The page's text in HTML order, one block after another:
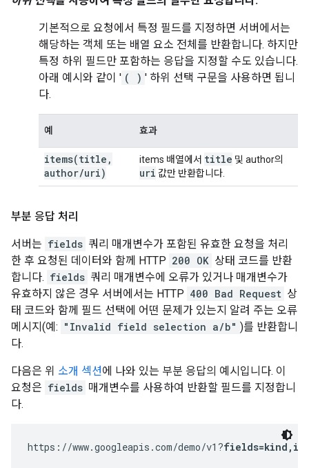
기본적으로 요청에서 특정 필드를 지정하면 서버에서는
해당하는 객체 또는 배열 요소 전체를 반환합니다. 하지만
특정 하위 필드만 포함하는 응답을 지정할 수도 있습니다.
아래 예시와 같이 ' ( ) ' 하위 선택 구문을 사용하면 됩니
다.
예 효과
items(title ,
author/uri)
items 배열에서 title 및 author의
uri 값만 반환합니다.
부분 응답 처리
서버는 fields 쿼리 매개변수가 포함된 유효한 요청을 처리
한 후 요청된 데이터와 함께 HTTP 200 OK 상태 코드를 반환
합니다. fields 쿼리 매개변수에 오류가 있거나 매개변수가
유효하지 않은 경우 서버에서는 HTTP 400 Bad Request 상
태 코드와 함께 필드 선택에 어떤 문제가 있는지 알려 주는 오류
메시지(예: "Invalid field selection a/b" )를 반환합니
다.
다음은 위 소개 섹션에 나와 있는 부분 응답의 예시입니다. 이
요청은 fields 매개변수를 사용하여 반환할 필드를 지정합니
다.
https://www.googleapis.com/demo/v1?